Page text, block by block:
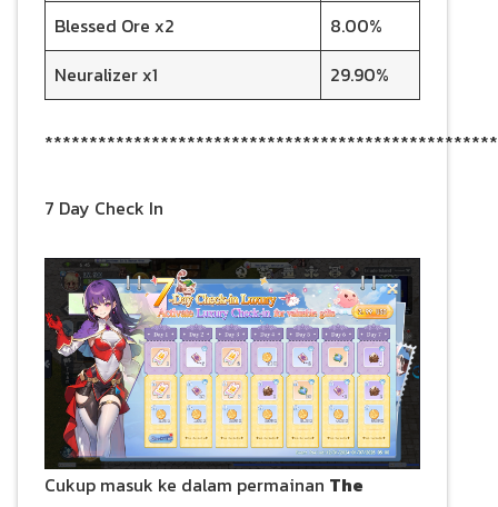
Blessed Ore x2
8.00%
Neuralizer x1
29.90%
7 Day Check In
Cukup masuk ke dalam permainan The